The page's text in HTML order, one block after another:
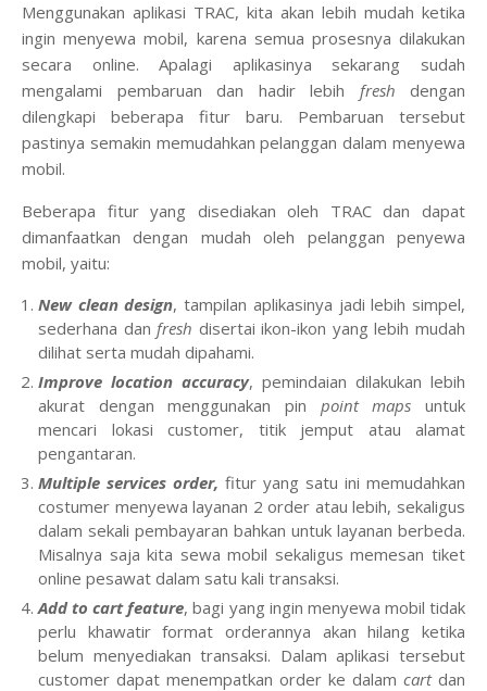
Menggunakan aplikasi TRAC, kita akan lebih mudah ketika
ingin menyewa mobil, karena semua prosesnya dilakukan
secara online. Apalagi aplikasinya sekarang sudah
mengalami pembaruan dan hadir lebih fresh dengan
dilengkapi beberapa fitur baru. Pembaruan tersebut
pastinya semakin memudahkan pelanggan dalam menyewa
mobil.
Beberapa fitur yang disediakan oleh TRAC dan dapat
dimanfaatkan dengan mudah oleh pelanggan penyewa
mobil, yaitu:
New clean design, tampilan aplikasinya jadi lebih simpel,
sederhana danfresh disertai ikon-ikon yang lebih mudah
dilihat serta mudah dipahami.
Improve location accuracy, pemindaian dilakukan lebih
akurat dengan menggunakan pin point maps untuk
mencari lokasi customer, titik jemput atau alamat
pengantaran.
Multiple services order, fitur yang satu ini memudahkan
costumer menyewa layanan 2 order atau lebih, sekaligus
dalam sekali pembayaran bahkan untuk layanan berbeda.
Misalnya saja kita sewa mobil sekaligus memesan tiket
online pesawat dalam satu kali transaksi.
Add to cart feature, bagi yang ingin menyewa mobil tidak
perlu khawatir format orderannya akan hilang ketika
belum menyediakan transaksi. Dalam aplikasi tersebut
customer dapat menempatkan order ke dalam cartdan